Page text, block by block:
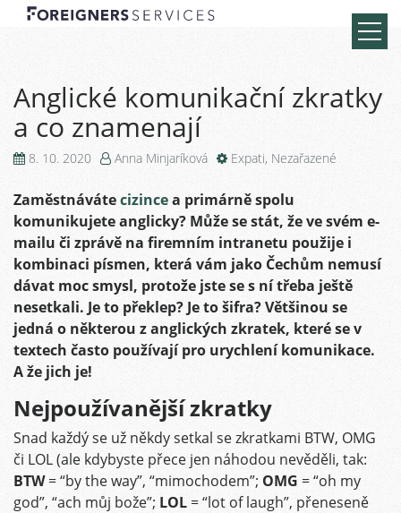
Anglické komunikační zkratky
a co znamenají
8. 10. 2020 Anna Minjaríková Expati, Nezařazené
Zaměstnávátecizincea primárně spolu
komunikujete anglicky? Může se stát, že ve svém e-
mailu či zprávě na firemním intranetu použije i
kombinaci písmen, která vám jako Čechům nemusí
dávat moc smysl, protože jste se s ní třeba ještě
nesetkali. Je to překlep? Je to šifra? Většinou se
jedná o některou z anglických zkratek, které se v
textech často používají pro urychlení komunikace.
A že jich je!
Nejpoužívanější zkratky
Snad každý se už někdy setkal se zkratkami BTW, OMG
či LOL (ale kdybyste přece jen náhodou nevěděli, tak:
BTW= “by the way”, “mimochodem”; OMG = “oh my
god”, “ach můj bože”; LOL = “lot of laugh”, přeneseně